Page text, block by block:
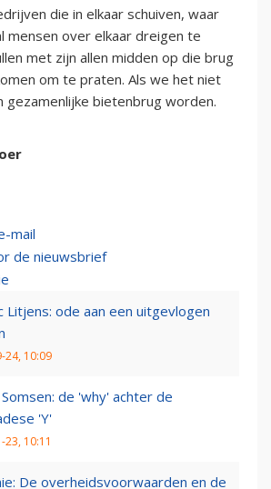
die in elkaar schuiven, waar
mensen over elkaar dreigen te
met zijn allen midden op die brug
om te praten. Als we het niet
gezamenlijke bietenbrug worden.
mail
de nieuwsbrief
Litjens: ode aan een uitgevlogen
24, 10:09
de 'why' achter de
'Y'
23, 10:11
De overheidsvoorwaarden en de